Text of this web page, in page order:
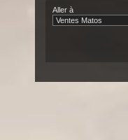
Aller à